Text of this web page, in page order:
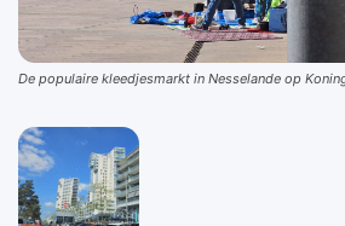
De populaire kleedjesmarkt in Nesselande op